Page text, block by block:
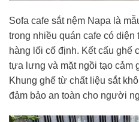
Sofa cafe sắt nệm Napa là
trong nhiều quán cafe có diện
hàng lối cố định. Kết cấu ghế
tựa lưng và mặt ngồi tạo cảm
Khung ghế từ chất liệu sắt
đảm bảo an toàn cho người